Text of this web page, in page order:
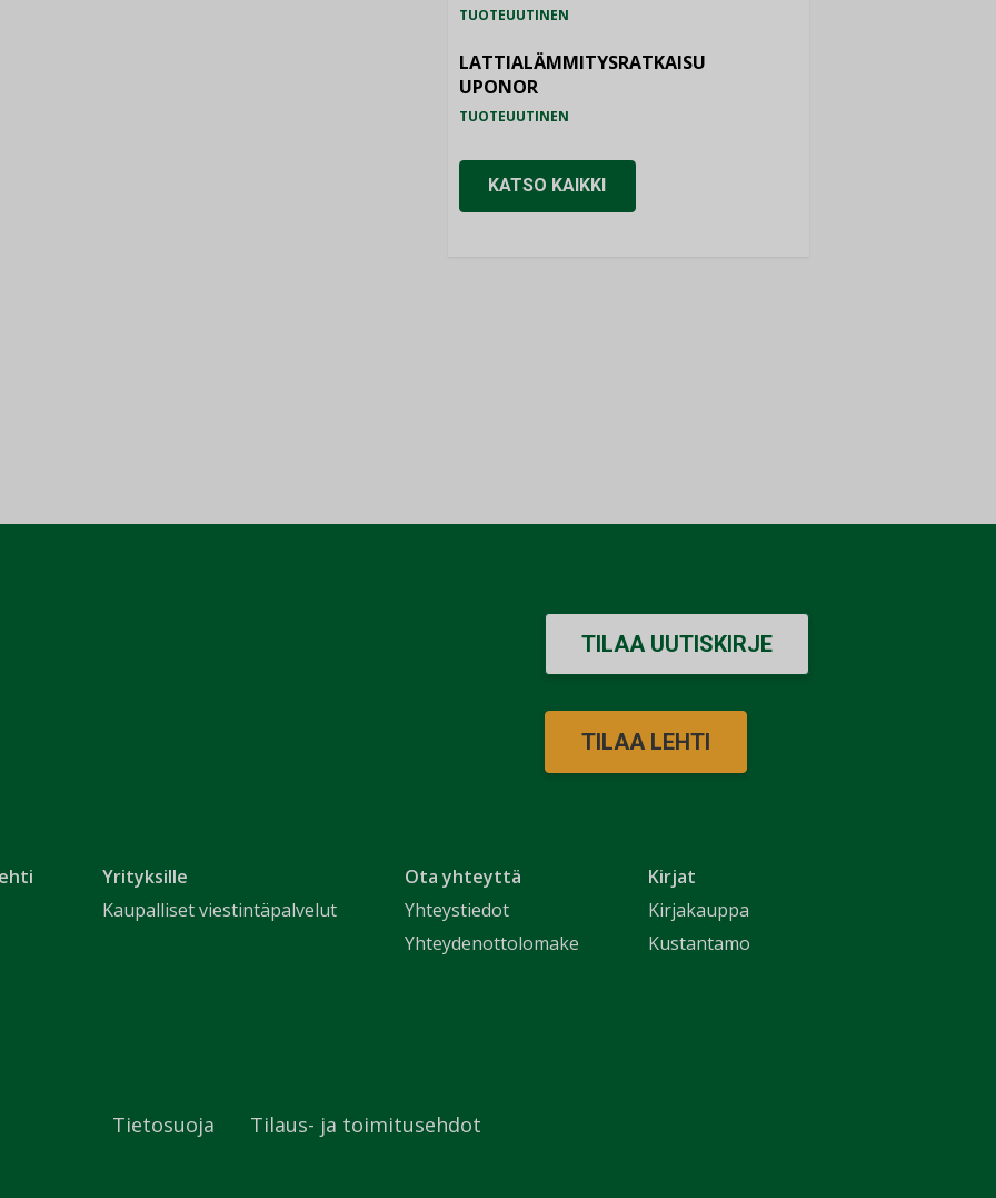
TUOTEUUTINEN
LATTIALÄMMITYSRATKAISU
UPONOR
TUOTEUUTINEN
KATSO KAIKKI
Yrityksille
Kaupalliset viestintäpalvelut
Ota yhteyttä
Yhteystiedot
Yhteydenottolomake
Kirjat
Kirjakauppa
Kustantamo
TILAA UUTISKIRJE
TILAA LEHTI
Tietosuoja Tilaus- ja toimitusehdot